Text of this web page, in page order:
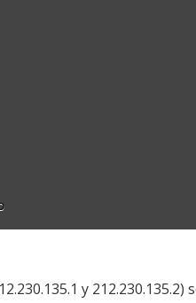
y 212.230.135.2)